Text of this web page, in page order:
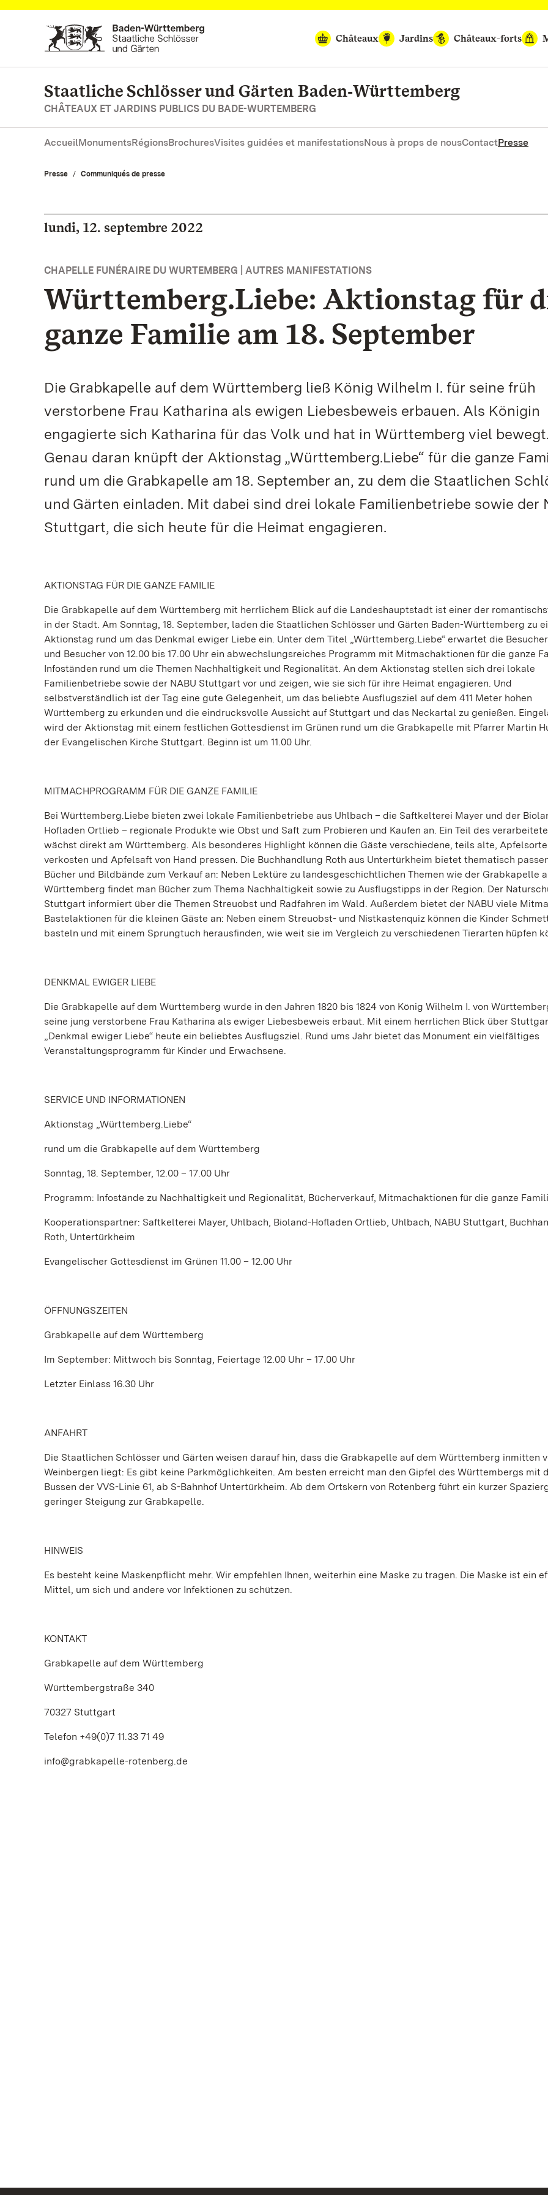
Vers la page d’accueil
Châteaux
Jardins Châteaux-forts
Staatliche Schlösser und Gärten Baden‑Württemberg
CHÂTEAUX ET JARDINS PUBLICS DU BADE-WURTEMBERG
AccueilMonumentsRégionsBrochuresVisites guidées et manifestationsNous à props de nousContactPresse
Presse Communiqués de presse
lundi, 12. septembre 2022
CHAPELLE FUNÉRAIRE DU WURTEMBERG | AUTRES MANIFESTATIONS
Württemberg.Liebe: Aktionstag für
ganze Familie am 18. September
Die Grabkapelle auf dem Württemberg ließ König Wilhelm I. für seine früh
verstorbene Frau Katharina als ewigen Liebesbeweis erbauen. Als Königin
engagierte sich Katharina für das Volk und hat in Württemberg viel bewegt.
Genau daran knüpft der Aktionstag „Württemberg.Liebe“ für die ganze
rund um die Grabkapelle am 18. September an, zu dem die Staatlichen
und Gärten einladen. Mit dabei sind drei lokale Familienbetriebe sowie der
Stuttgart, die sich heute für die Heimat engagieren.
AKTIONSTAG FÜR DIE GANZE FAMILIE
Die Grabkapelle auf dem Württemberg mit herrlichem Blick auf die Landeshauptstadt ist einer der
in der Stadt. Am Sonntag, 18. September, laden die Staatlichen Schlösser und Gärten Baden-Württemberg zu
Aktionstag rund um das Denkmal ewiger Liebe ein. Unter dem Titel „Württemberg.Liebe“ erwartet die
und Besucher von 12.00 bis 17.00 Uhr ein abwechslungsreiches Programm mit Mitmachaktionen für die ganze
Infoständen rund um die Themen Nachhaltigkeit und Regionalität. An dem Aktionstag stellen sich drei lokale
Familienbetriebe sowie der NABU Stuttgart vor und zeigen, wie sie sich für ihre Heimat engagieren. Und
selbstverständlich ist der Tag eine gute Gelegenheit, um das beliebte Ausflugsziel auf dem 411 Meter hohen
Württemberg zu erkunden und die eindrucksvolle Aussicht auf Stuttgart und das Neckartal zu genießen.
wird der Aktionstag mit einem festlichen Gottesdienst im Grünen rund um die Grabkapelle mit Pfarrer Martin
der Evangelischen Kirche Stuttgart. Beginn ist um 11.00 Uhr.
MITMACHPROGRAMM FÜR DIE GANZE FAMILIE
Bei Württemberg.Liebe bieten zwei lokale Familienbetriebe aus Uhlbach – die Saftkelterei Mayer und der
Hofladen Ortlieb – regionale Produkte wie Obst und Saft zum Probieren und Kaufen an. Ein Teil des
wächst direkt am Württemberg. Als besonderes Highlight können die Gäste verschiedene, teils alte,
verkosten und Apfelsaft von Hand pressen. Die Buchhandlung Roth aus Untertürkheim bietet thematisch
Bücher und Bildbände zum Verkauf an: Neben Lektüre zu landesgeschichtlichen Themen wie der Grabkapelle
Württemberg findet man Bücher zum Thema Nachhaltigkeit sowie zu Ausflugstipps in der Region. Der
Stuttgart informiert über die Themen Streuobst und Radfahren im Wald. Außerdem bietet der NABU viele
Bastelaktionen für die kleinen Gäste an: Neben einem Streuobst- und Nistkastenquiz können die Kinder
basteln und mit einem Sprungtuch herausfinden, wie weit sie im Vergleich zu verschiedenen Tierarten hüpfen
DENKMAL EWIGER LIEBE
Die Grabkapelle auf dem Württemberg wurde in den Jahren 1820 bis 1824 von König Wilhelm I. von
seine jung verstorbene Frau Katharina als ewiger Liebesbeweis erbaut. Mit einem herrlichen Blick über
„Denkmal ewiger Liebe“ heute ein beliebtes Ausflugsziel. Rund ums Jahr bietet das Monument ein vielfältiges
Veranstaltungsprogramm für Kinder und Erwachsene.
SERVICE UND INFORMATIONEN
Aktionstag „Württemberg.Liebe“
rund um die Grabkapelle auf dem Württemberg
Sonntag, 18. September, 12.00 – 17.00 Uhr
Programm: Infostände zu Nachhaltigkeit und Regionalität, Bücherverkauf, Mitmachaktionen für die ganze
Kooperationspartner: Saftkelterei Mayer, Uhlbach, Bioland-Hofladen Ortlieb, Uhlbach, NABU Stuttgart,
Roth, Untertürkheim
Evangelischer Gottesdienst im Grünen 11.00 – 12.00 Uhr
ÖFFNUNGSZEITEN
Grabkapelle auf dem Württemberg
Im September: Mittwoch bis Sonntag, Feiertage 12.00 Uhr – 17.00 Uhr
Letzter Einlass 16.30 Uhr
ANFAHRT
Die Staatlichen Schlösser und Gärten weisen darauf hin, dass die Grabkapelle auf dem Württemberg inmitten
Weinbergen liegt: Es gibt keine Parkmöglichkeiten. Am besten erreicht man den Gipfel des Württembergs mit
Bussen der VVS-Linie 61, ab S-Bahnhof Untertürkheim. Ab dem Ortskern von Rotenberg führt ein kurzer
geringer Steigung zur Grabkapelle.
HINWEIS
Es besteht keine Maskenpflicht mehr. Wir empfehlen Ihnen, weiterhin eine Maske zu tragen. Die Maske ist ein
Mittel, um sich und andere vor Infektionen zu schützen.
KONTAKT
Grabkapelle auf dem Württemberg
Württembergstraße 340
70327 Stuttgart
Telefon +49(0)7 11.33 71 49
info@grabkapelle-rotenberg.de